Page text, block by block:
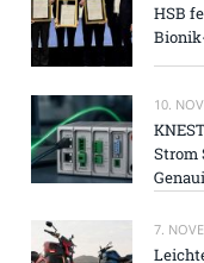
HSB
10.
Strom
7.